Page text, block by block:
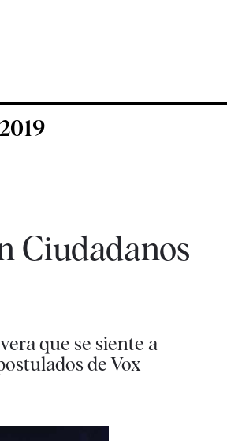
Ciudadanos
que se siente a
de Vox